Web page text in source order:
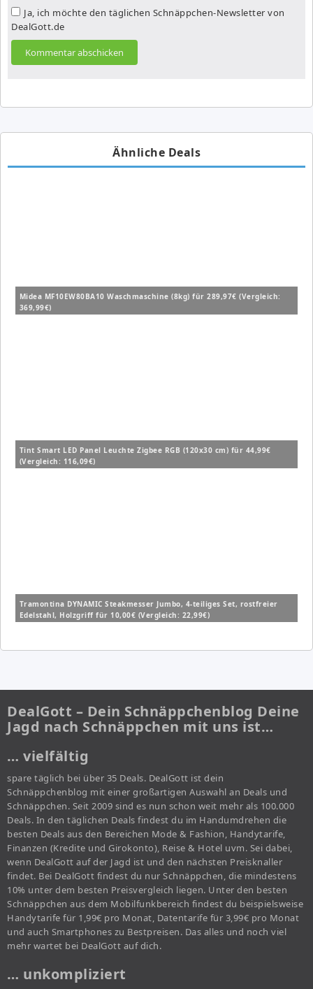
Ja, ich möchte den täglichen Schnäppchen-Newsletter von
DealGott.de
Ähnliche Deals
Midea MF10EW80BA10 Waschmaschine (8kg) für 289,97€ (Vergleich:
369,99€)
Tint Smart LED Panel Leuchte Zigbee RGB (120x30 cm) für 44,99€
(Vergleich: 116,09€)
Tramontina DYNAMIC Steakmesser Jumbo, 4-teiliges Set, rostfreier
Edelstahl, Holzgriff für 10,00€ (Vergleich: 22,99€)
DealGott – Dein Schnäppchenblog Deine
Jagd nach Schnäppchen mit uns ist…
… vielfältig
spare täglich bei über 35 Deals. DealGott ist dein
Schnäppchenblog mit einer großartigen Auswahl an Deals und
Schnäppchen. Seit 2009 sind es nun schon weit mehr als 100.000
Deals. In den täglichen Deals findest du im Handumdrehen die
besten Deals aus den Bereichen Mode & Fashion, Handytarife,
Finanzen (Kredite und Girokonto), Reise & Hotel uvm. Sei dabei,
wenn DealGott auf der Jagd ist und den nächsten Preisknaller
findet. Bei DealGott findest du nur Schnäppchen, die mindestens
10% unter dem besten Preisvergleich liegen. Unter den besten
Schnäppchen aus dem Mobilfunkbereich findest du beispielsweise
Handytarife für 1,99€ pro Monat, Datentarife für 3,99€ pro Monat
und auch Smartphones zu Bestpreisen. Das alles und noch viel
mehr wartet bei DealGott auf dich.
… unkompliziert